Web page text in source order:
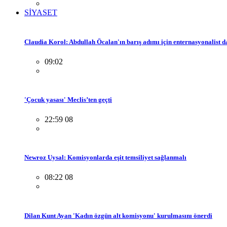
SİYASET
Claudia Korol: Abdullah Öcalan'ın barış adımı için enternasyonalist
09:02
'Çocuk yasası' Meclis’ten geçti
22:59 08
Newroz Uysal: Komisyonlarda eşit temsiliyet sağlanmalı
08:22 08
Dilan Kunt Ayan 'Kadın özgün alt komisyonu' kurulmasını önerdi